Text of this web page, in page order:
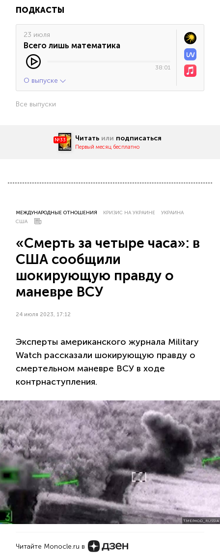
ПОДКАСТЫ
23 июля
Всего лишь математика
38:01
О выпуске
Все выпуски
№33 Читать или подписаться
Первый месяц бесплатно
МЕЖДУНАРОДНЫЕ ОТНОШЕНИЯ КРИЗИС НА УКРАИНЕ
УКРАИНА
США
«Смерть за четыре часа»: в
США сообщили
шокирующую правду о
маневре ВСУ
24 июля 2023, 17:12
Эксперты американского журнала Military
Watch рассказали шокирующую правду о
смертельном маневре ВСУ в ходе
контрнаступления.
T.ME/MOD_RUSSIA
Читайте Monocle.ru в